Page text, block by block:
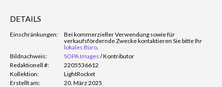
DETAILS
Einschränkungen:
Bei kommerzieller Verwendung sowie für
verkaufsfördernde Zwecke kontaktieren Sie bitte Ihr
lokales Büro
Bildnachweis:
SOPA Images /Kontributor
Redaktionell #:
2205536612
Kollektion:
LightRocket
Erstellt am:
20. März 2025